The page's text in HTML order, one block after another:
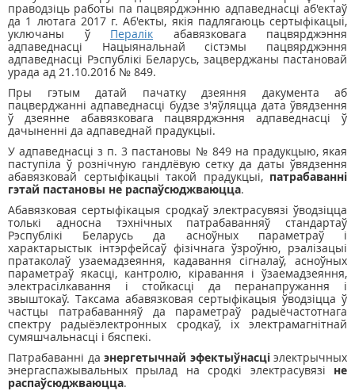
праводзіць работы па пацвярджэнню адпаведнасці аб'ектаў
да 1 лютага 2017 г. Аб'екты, якiя падлягаюць сертыфікацыі,
уключаны ў Пералiк
абавязковага пацвярджэння
адпаведнасці Нацыянальнай сістэмы пацвярджэння
адпаведнасці Рэспублікі Беларусь, зацверджаны пастановай
урада ад 21.10.2016 № 849.
Пры гэтым датай пачатку дзеяння дакумента аб
пацверджанні адпаведнасці будзе з'яўляцца дата ўвядзення
ў дзеянне абавязковага пацвярджэння адпаведнасці ў
дачыненні да адпаведнай прадукцыі.
У адпаведнасці з п. 3 пастановы № 849 на прадукцыю, якая
паступіла ў рознічную гандлёвую сетку да даты ўвядзення
абавязковай сертыфікацыі такой прадукцыі, патрабаванні
гэтай пастановы не распаўсюджваюцца.
Абавязковая сертыфікацыя сродкаў электрасувязі ўводзіцца
толькі адносна тэхнічных патрабаванняў стандартаў
Рэспублікі Беларусь да асноўных параметраў і
характарыстык інтэрфейсаў фізічнага ўзроўню, рэалізацыі
пратаколаў узаемадзеяння, кадавання сігналаў, асноўных
параметраў якасці, кантролю, кіравання і ўзаемадзеяння,
электрасілкавання і стойкасці да перанапружання і
звыштокаў. Таксама абавязковая сертыфікацыя ўводзіцца ў
частцы патрабаванняў да параметраў радыёчастотнага
спектру радыёэлектронных сродкаў, іх электрамагнітнай
сумяшчальнасці і бяспекі.
Патрабаванні да энергетычнай эфектыўнасціэлектрычных
энергаспажывальных прылад на сродкі электрасувязі не
распаўсюджваюцца.